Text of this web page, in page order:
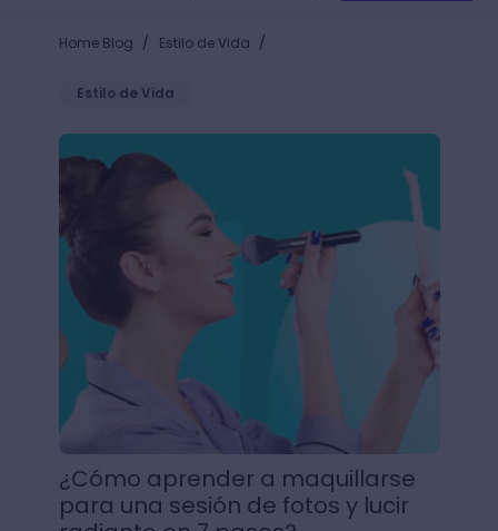
Home Blog / Estilo de Vida /
Estilo de Vida
¿Cómo aprender a maquillarse para una sesión de
¿Cómo aprender a maquillarse
para una sesión de fotos y lucir